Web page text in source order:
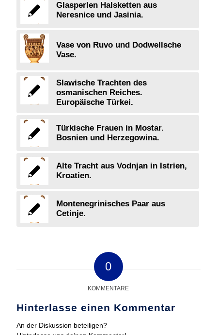
Glasperlen Halsketten aus
Neresnice und Jasinia.
Vase von Ruvo und Dodwellsche
Vase.
Slawische Trachten des
osmanischen Reiches.
Europäische Türkei.
Türkische Frauen in Mostar.
Bosnien und Herzegowina.
Alte Tracht aus Vodnjan in Istrien,
Kroatien.
Montenegrinisches Paar aus
Cetinje.
0
KOMMENTARE
Hinterlasse einen Kommentar
An der Diskussion beteiligen?